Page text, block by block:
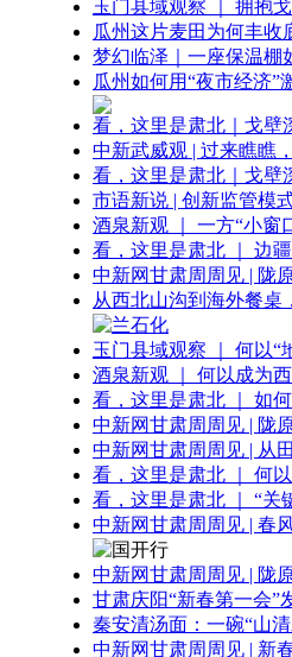
玉门县域观察 ｜ 拥抱
瓜州这片麦田为何丰收
梦幻临泽｜一座保温棚
瓜州如何用“夜市经济”
看，这里是肃北｜戈壁
中新武威观 | 过来瞧瞧
看，这里是肃北｜戈壁
市语新说 | 创新监管模
酒泉新观 ｜ 一方“小窗
看，这里是肃北 ｜ 边
中新网甘肃周周见 | 陇
从西北山沟到海外餐桌
玉门县域观察 ｜ 何以“
酒泉新观 ｜ 何以成为
看，这里是肃北 ｜ 如
中新网甘肃周周见 | 陇
中新网甘肃周周见 | 从
看，这里是肃北 ｜ 何
看，这里是肃北 ｜ “关
中新网甘肃周周见 | 春
中新网甘肃周周见 | 陇
甘肃庆阳“新春第一会”
秦安清汤面：一碗“山
中新网甘肃周周见 | 新